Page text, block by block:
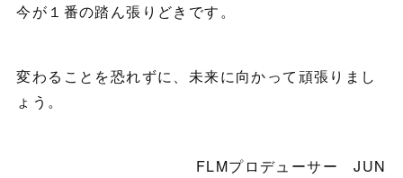
今が１番の踏ん張りどきです。
変わることを恐れずに、未来に向かって頑張りまし
ょう。
FLMプロデューサー JUN